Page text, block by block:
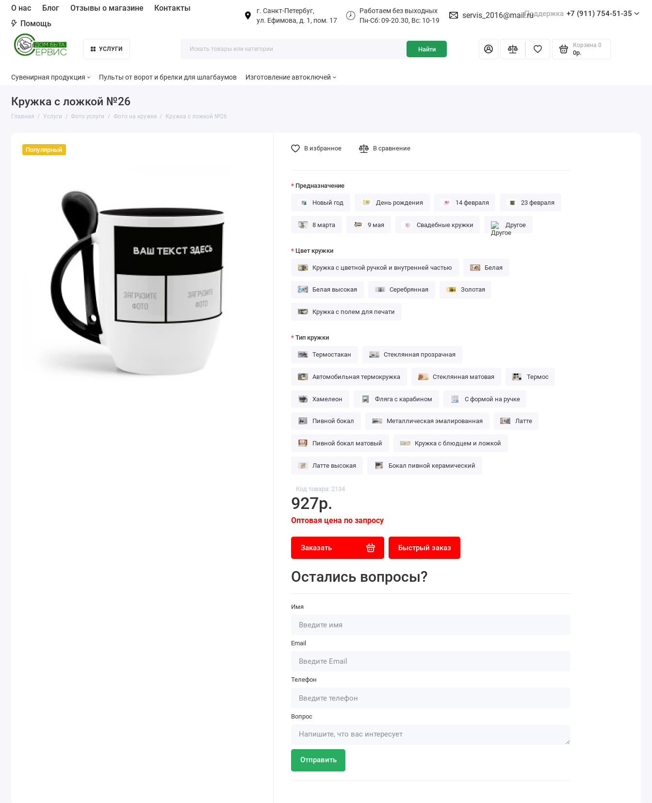
О нас Блог Отзывы о магазине
Контакты
Помощь
г. Санкт-Петербуг,
ул. Ефимова, д. 1, пом. 17
Работаем без выходных
Пн-Сб: 09-20.30, Вс: 10-19
servis_2016@mail.ruПоддержка +7 (911) 754-51-35
УСЛУГИ Найти
Корзина 0
0р.
Сувенирная продукция Пульты от ворот и брелки для шлагбаумов Изготовление автоключей
Кружка с ложкой №26
Главная Услуги Фото услуги Фото на кружке Кружка с ложкой №26
Популярный
Код товара: 2134
927р.
Оптовая цена по запросу
Заказать Быстрый заказ
Остались вопросы?
Имя
Email
Телефон
Вопрос
Отправить
В избранное В сравнение
Предназначение
Новый год День рождения 14 февраля 23 февраля
8 марта 9 мая Свадебные кружки Другое
Цвет кружки
Кружка с цветной ручкой и внутренней частью Белая
Белая высокая Серебрянная Золотая
Кружка с полем для печати
Тип кружки
Термостакан Стеклянная прозрачная
Автомобильная термокружка Стеклянная матовая Термос
Хамелеон Фляга с карабином С формой на ручке
Пивной бокал Металлическая эмалированная Латте
Пивной бокал матовый Кружка с блюдцем и ложкой
Латте высокая Бокал пивной керамический